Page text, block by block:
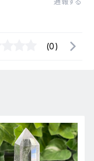
(0)